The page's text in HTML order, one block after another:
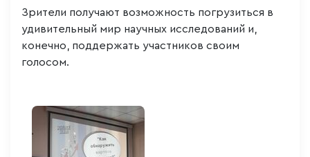
Зрители получают возможность погрузиться в
удивительный мир научных исследований и,
конечно, поддержать участников своим
голосом.